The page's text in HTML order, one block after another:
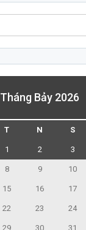
Tháng Bảy 2026
T N S
1 2 3
8 9 10
15 16 17
22 23 24
29 30 31